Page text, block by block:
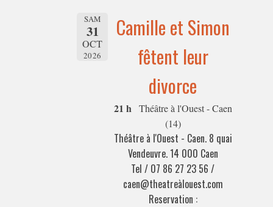
SAM
31
OCT
2026
Camille et Simon
fêtent leur
divorce
21 h
Théâtre à l'Ouest - Caen
(14)
Théâtre à l'Ouest - Caen. 8 quai
Vendeuvre. 14 000 Caen
Tel / 07 86 27 23 56 /
caen@theatreàlouest.com
Reservation :